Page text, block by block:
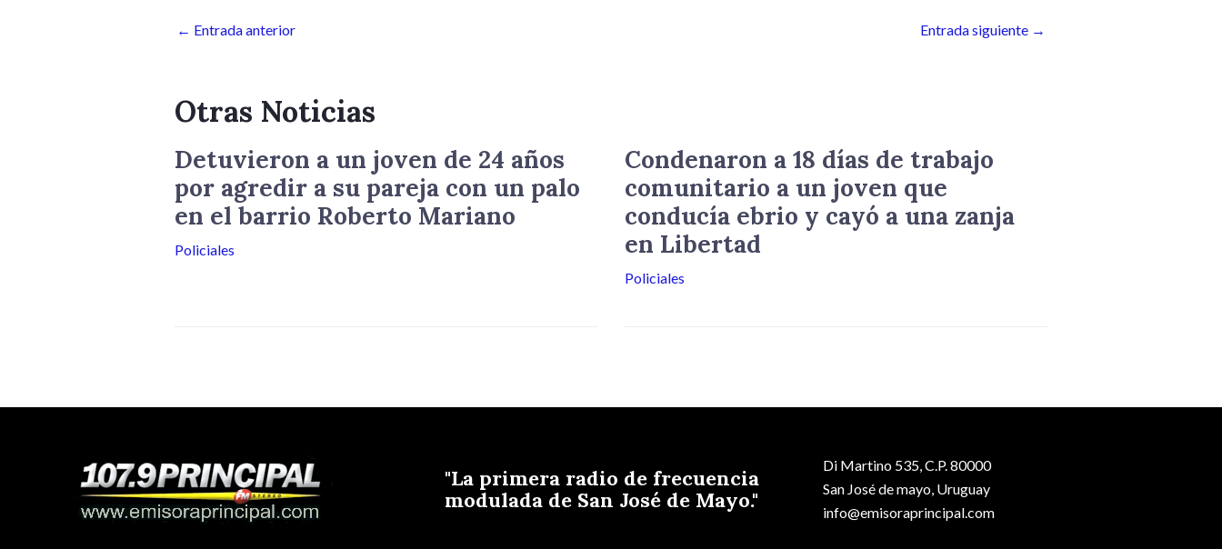
← Entrada anterior Entrada siguiente →
Otras Noticias
Detuvieron a un joven de 24 años
por agredir a su pareja con un palo
en el barrio Roberto Mariano
Policiales
Condenaron a 18 días de trabajo
comunitario a un joven que
conducía ebrio y cayó a una zanja
en Libertad
Policiales
"La primera radio de frecuencia
modulada de San José de Mayo."
Di Martino 535, C.P. 80000
San José de mayo, Uruguay
info@emisoraprincipal.com